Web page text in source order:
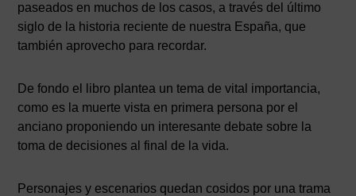
paseados en muchos de los casos, a través del último
siglo de la historia reciente de nuestra España, que
también aprovecho para recordar.
De fondo el libro plantea un tema de vital importancia,
como es la muerte vista en primera persona por el
anciano proponiendo un interesante debate sobre la
toma de decisiones al final de la vida.
Personajes y escenarios quedan cosidos por una trama